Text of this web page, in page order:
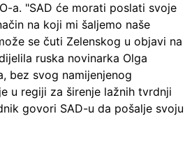
a. "SAD će morati poslati svoje
na koji mi šaljemo naše
se čuti Zelenskog u objavi na
ruska novinarka Olga
bez svog namijenjenog
u regiji za širenje lažnih tvrdnji
govori SAD-u da pošalje svoju